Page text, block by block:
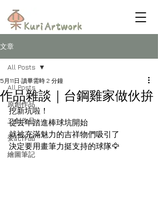
文章
All Posts
原創作品
二創作品
委託作品
繪圖筆記
All Posts
作品雜談｜台鋼雞家做伙拚
5月11日 讀畢需時 2 分鐘
挖新坑啦！
從去年踏進棒球坑開始
就被充滿魅力的吉祥物們吸引了
決定要用畫筆力挺支持的球隊🦅